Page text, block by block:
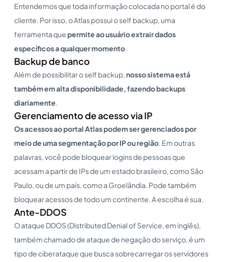
Entendemos que toda informação colocada no portal é do
cliente. Por isso, o Atlas possui o self backup, uma
ferramenta quepermite ao usuário extrair dados
específicos a qualquer momento.
Backup de banco
Além de possibilitar o self backup,nosso sistema está
também em alta disponibilidade, fazendobackups
diariamente.
Gerenciamento de acesso via IP
Os acessos ao portal Atlas podem ser gerenciados por
meio de uma segmentação por IP ou região. Em outras
palavras, você pode bloquear logins de pessoas que
acessam a partir de IPs de um estado brasileiro, como São
Paulo, ou de um país, como a Groelândia. Pode também
bloquear acessos de todo um continente. A escolha é sua.
Ante-DDOS
O ataque DDOS (Distributed Denial of Service, em inglês),
também chamado de ataque de negação do serviço, é um
tipo de ciberataque que busca sobrecarregar os servidores